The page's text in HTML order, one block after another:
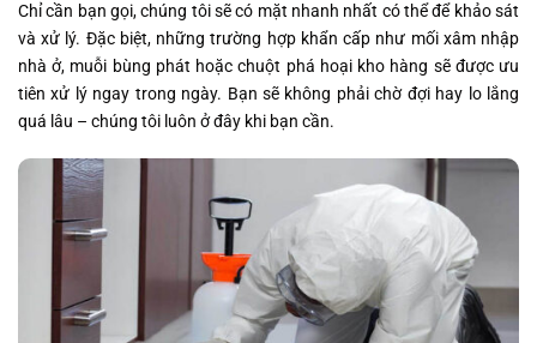
Chỉ cần bạn gọi, chúng tôi sẽ có mặt nhanh nhất có thể để khảo sát
và xử lý. Đặc biệt, những trường hợp khẩn cấp như mối xâm nhập
nhà ở, muỗi bùng phát hoặc chuột phá hoại kho hàng sẽ được ưu
tiên xử lý ngay trong ngày. Bạn sẽ không phải chờ đợi hay lo lắng
quá lâu – chúng tôi luôn ở đây khi bạn cần.